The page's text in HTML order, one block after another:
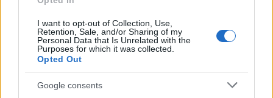
I want to opt-out of Collection, Use,
Retention, Sale, and/or Sharing of my
Personal Data that Is Unrelated with the
Purposes for which it was collected.
Opted Out
Google consents